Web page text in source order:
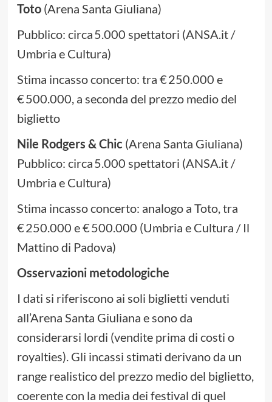
Toto(Arena Santa Giuliana)
Pubblico: circa 5.000 spettatori (ANSA.it /
Umbria e Cultura)
Stima incasso concerto: tra € 250.000 e
€ 500.000, a seconda del prezzo medio del
biglietto
Nile Rodgers & Chic (Arena Santa Giuliana)
Pubblico: circa 5.000 spettatori (ANSA.it /
Umbria e Cultura)
Stima incasso concerto: analogo a Toto, tra
€ 250.000 e € 500.000 (Umbria e Cultura / Il
Mattino di Padova)
Osservazioni metodologiche
I dati si riferiscono ai soli biglietti venduti
all’Arena Santa Giuliana e sono da
considerarsi lordi (vendite prima di costi o
royalties). Gli incassi stimati derivano da un
range realistico del prezzo medio del biglietto,
coerente con la media dei festival di quel